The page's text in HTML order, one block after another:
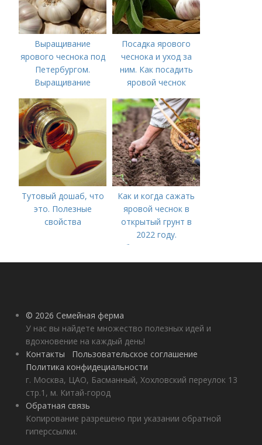
Выращивание
ярового чеснока под
Петербургом.
Выращивание
важных моментов
Посадка ярового
чеснока и уход за
ним. Как посадить
яровой чеснок
Тутовый дошаб, что
это. Полезные
свойства
Как и когда сажать
яровой чеснок в
открытый грунт в
2022 году.
Добавление статьи в
новую подборку
© 2026 Семейная ферма
У нас вы найдете множество полезных идей и
вдохновение на каждый день!
Контакты
Пользовательское соглашение
Политика конфидециальности
г. Москва, ЦАО, Басманный, Хохловский переулок 13
стр.1, м. Китай-город
Обратная связь
Копирование разрешено при указании обратной
гиперссылки.